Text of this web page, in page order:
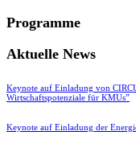
Programme
Aktuelle News
Keynote auf Einladung von
Wirtschaftspotenziale für KMUs”
Keynote auf Einladung der